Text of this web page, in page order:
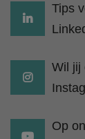
Tips
Wil jij
Op